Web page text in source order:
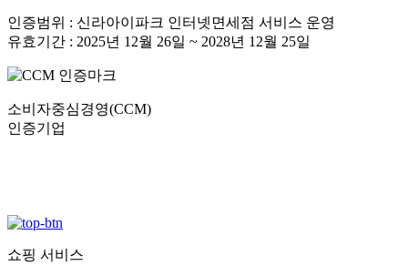
인증범위 : 신라아이파크 인터넷면세점 서비스 운영
유효기간 : 2025년 12월 26일 ~ 2028년 12월 25일
소비자중심경영(CCM)
인증기업
쇼핑 서비스